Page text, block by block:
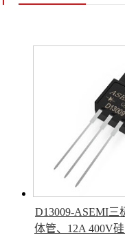
D13009-ASEMI三
体管、12A 400V